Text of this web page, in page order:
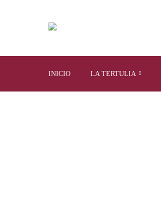
INICIO LA TERTULIA